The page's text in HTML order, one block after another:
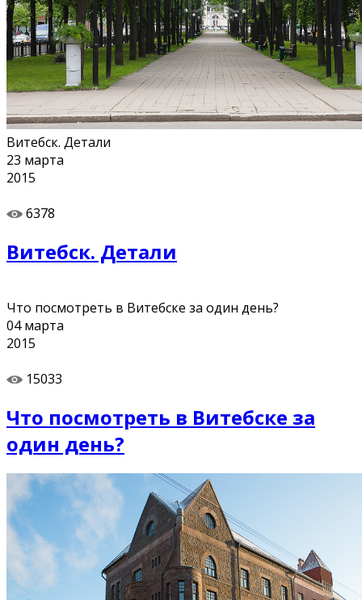
Витебск. Детали
23 марта
2015
6378
Витебск. Детали
Что посмотреть в Витебске за один день?
04 марта
2015
15033
Что посмотреть в Витебске за
один день?